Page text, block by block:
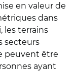
en valeur de
dans
les terrains
secteurs
peuvent être
ayant